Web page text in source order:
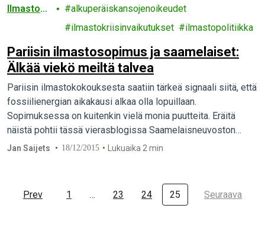
Ilmaston
alkuperäiskansojenoikeudet
ilmastokriisinvaikutukset
ilmastopolitiikka
Pariisin ilmastosopimus ja saamelaiset:
Älkää viekö meiltä talvea
Pariisin ilmastokokouksesta saatiin tärkeä signaali siitä, että
fossiilienergian aikakausi alkaa olla lopuillaan.
Sopimuksessa on kuitenkin vielä monia puutteita. Eräitä
näistä pohtii tässä vierasblogissa Saamelaisneuvoston
edustajana kokouksessa ollut Jan Saijets.
Jan Saijets 18/12/2015 Lukuaika 2 min
Prev 1 … 23 24 25 Seuraava